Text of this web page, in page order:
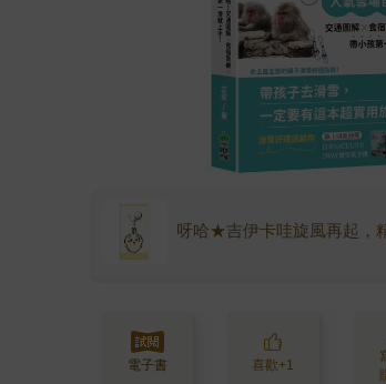
呀哈★吉伊卡哇旋風再起，
電子書 喜歡+1